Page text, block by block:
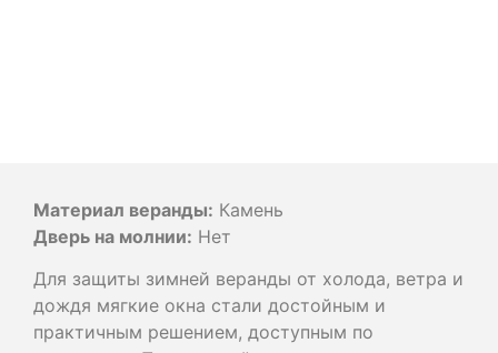
Материал веранды: Камень
Дверь на молнии: Нет
Для защиты зимней веранды от холода, ветра и
дождя мягкие окна стали достойным и
практичным решением, доступным по